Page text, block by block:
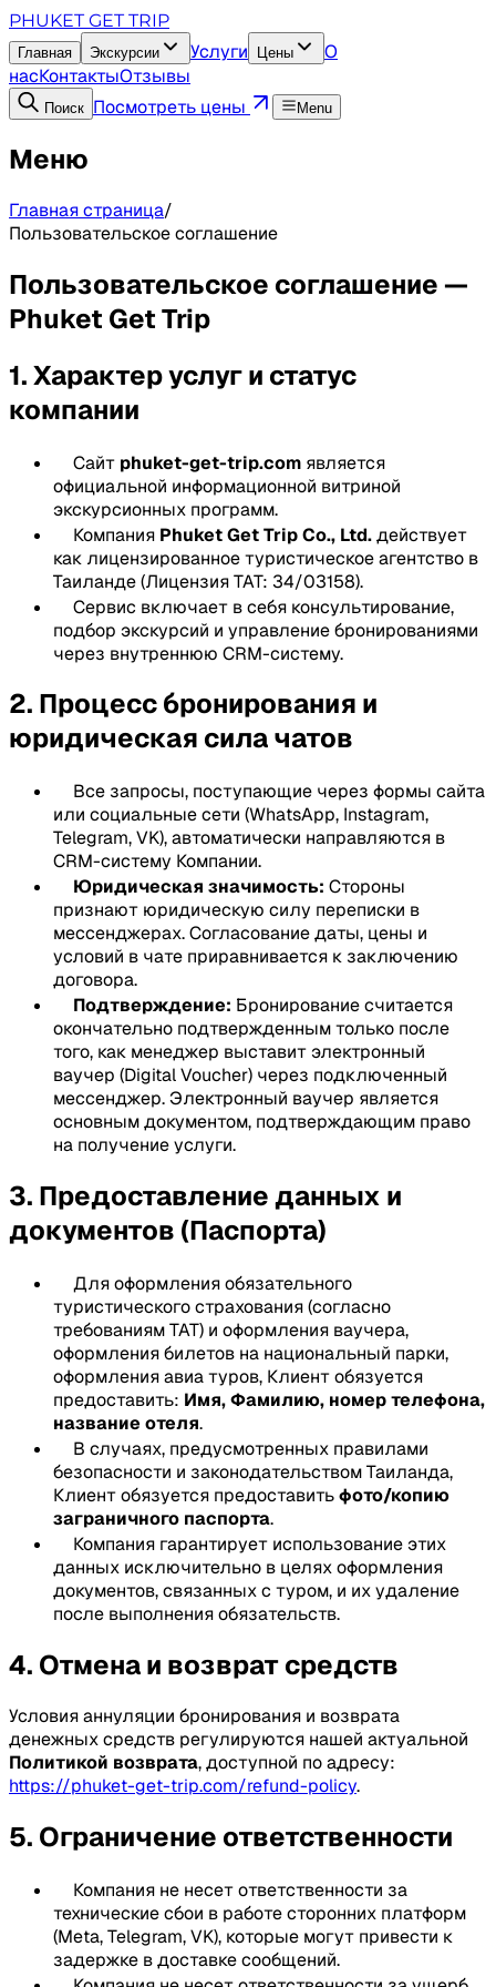
PHUKET GET TRIP
Главная Экскурсии Услуги Цены
О
насКонтактыОтзывы
Поиск Посмотреть цены Menu
Меню
Главная страница/
Пользовательское соглашение
Пользовательское соглашение —
Phuket Get Trip
1. Характер услуг и статус
компании
Сайт phuket-get-trip.com является
официальной информационной витриной
экскурсионных программ.
Компания Phuket Get Trip Co., Ltd.действует
как лицензированное туристическое агентство в
Таиланде (Лицензия TAT: 34/03158).
Сервис включает в себя консультирование,
подбор экскурсий и управление бронированиями
через внутреннюю CRM-систему.
2. Процесс бронирования и
юридическая сила чатов
Все запросы, поступающие через формы сайта
или социальные сети (WhatsApp, Instagram,
Telegram, VK), автоматически направляются в
CRM-систему Компании.
Юридическая значимость: Стороны
признают юридическую силу переписки в
мессенджерах. Согласование даты, цены и
условий в чате приравнивается к заключению
договора.
Подтверждение: Бронирование считается
окончательно подтвержденным только после
того, как менеджер выставит электронный
ваучер (Digital Voucher) через подключенный
мессенджер. Электронный ваучер является
основным документом, подтверждающим право
на получение услуги.
3. Предоставление данных и
документов (Паспорта)
Для оформления обязательного
туристического страхования (согласно
требованиям TAT) и оформления ваучера,
оформления билетов на национальный парки,
оформления авиа туров, Клиент обязуется
предоставить: Имя, Фамилию, номер телефона,
название отеля.
В случаях, предусмотренных правилами
безопасности и законодательством Таиланда,
Клиент обязуется предоставитьфото/копию
заграничного паспорта.
Компания гарантирует использование этих
данных исключительно в целях оформления
документов, связанных с туром, и их удаление
после выполнения обязательств.
4. Отмена и возврат средств
Условия аннуляции бронирования и возврата
денежных средств регулируются нашей актуальной
Политикой возврата, доступной по адресу:
https://phuket-get-trip.com/refund-policy.
5. Ограничение ответственности
Компания не несет ответственности за
технические сбои в работе сторонних платформ
(Meta, Telegram, VK), которые могут привести к
задержке в доставке сообщений.